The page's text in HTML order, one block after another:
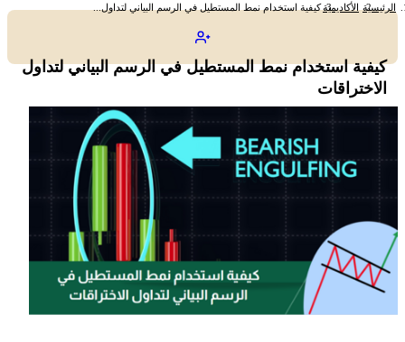
الرئيسية الأكاديميةكيفية استخدام نمط المستطيل في الرسم البياني لتداول...
كيفية استخدام نمط المستطيل في الرسم البياني لتداول
الاختراقات